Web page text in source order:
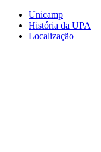
Conteúdo principal
Unicamp
História da UPA
Localização